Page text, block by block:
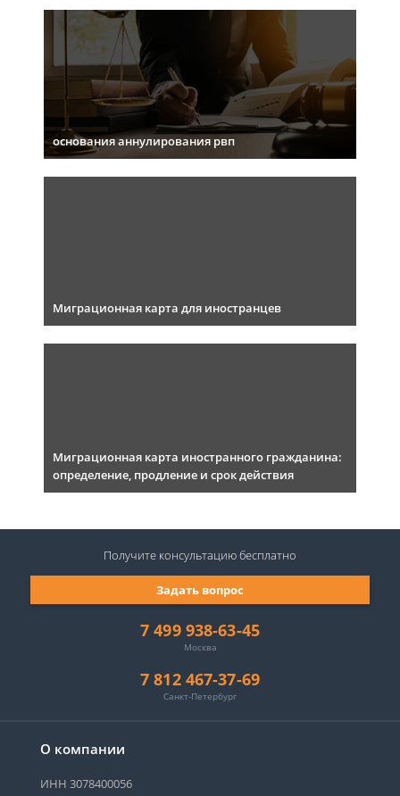
основания аннулирования рвп
Миграционная карта для иностранцев
Миграционная карта иностранного гражданина:
определение, продление и срок действия
О компании
ИНН 3078400056
7 499 938-63-45
Москва
7 812 467-37-69
Санкт-Петербург
Задать вопрос
Получите консультациюбесплатно